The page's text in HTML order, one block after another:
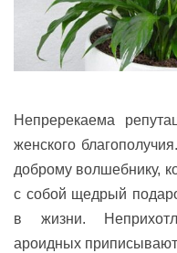
Непререкаема
женского
доброму волшебнику,
с собой щедрый
в жизни.
ароидных